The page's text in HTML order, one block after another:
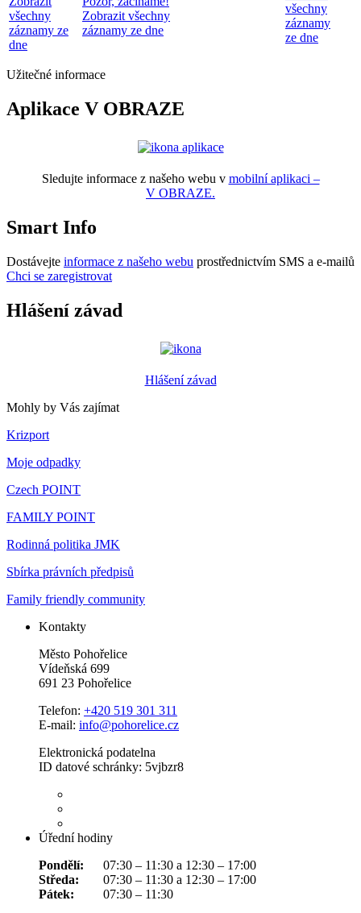
všechny
záznamy ze
dne
Zobrazit všechny
záznamy ze dne
všechny
záznamy
ze dne
Užitečné informace
Aplikace V OBRAZE
Sledujte informace z našeho webu v mobilní aplikaci –
V OBRAZE.
Smart Info
Dostávejte informace z našeho webu prostřednictvím SMS a e-mailů
Chci se zaregistrovat
Hlášení závad
Hlášení závad
Mohly by Vás zajímat
Krizport
Moje odpadky
Czech POINT
FAMILY POINT
Rodinná politika JMK
Sbírka právních předpisů
Family friendly community
Kontakty
Město Pohořelice
Vídeňská 699
691 23 Pohořelice
Telefon: +420 519 301 311
E-mail: info@pohorelice.cz
Elektronická podatelna
ID datové schránky: 5vjbzr8
Úřední hodiny
Pondělí:
07:30 – 11:30 a 12:30 – 17:00
Středa:
07:30 – 11:30 a 12:30 – 17:00
Pátek:
07:30 – 11:30